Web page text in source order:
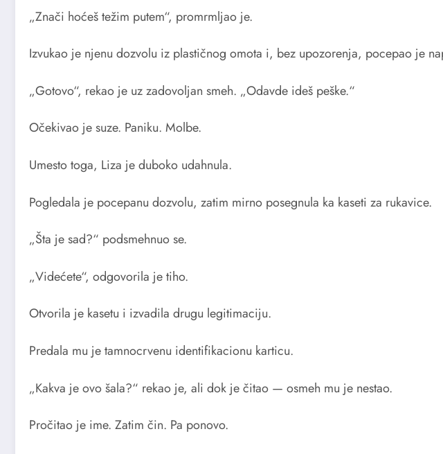
„Znači hoćeš težim putem“, promrmljao je.
Izvukao je njenu dozvolu iz plastičnog omota i, bez upozorenja, pocepao je
„Gotovo“, rekao je uz zadovoljan smeh. „Odavde ideš peške.“
Očekivao je suze. Paniku. Molbe.
Umesto toga, Liza je duboko udahnula.
Pogledala je pocepanu dozvolu, zatim mirno posegnula ka kaseti za rukavice.
„Šta je sad?“ podsmehnuo se.
„Videćete“, odgovorila je tiho.
Otvorila je kasetu i izvadila drugu legitimaciju.
Predala mu je tamnocrvenu identifikacionu karticu.
„Kakva je ovo šala?“ rekao je, ali dok je čitao — osmeh mu je nestao.
Pročitao je ime. Zatim čin. Pa ponovo.